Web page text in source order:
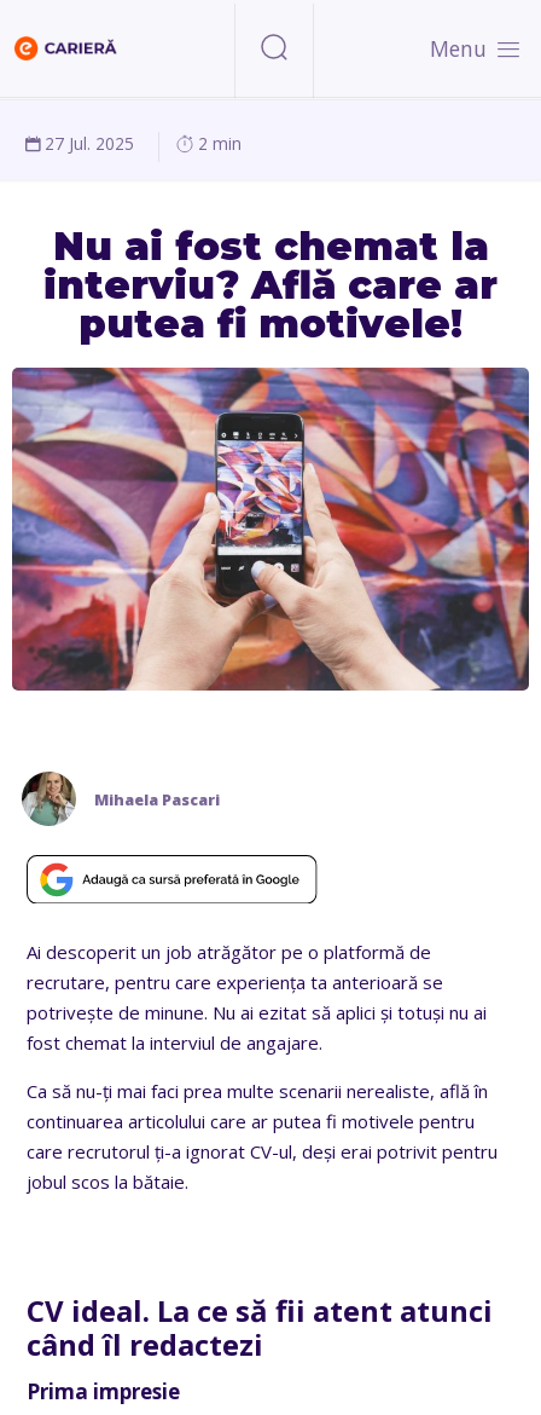
Menu
27 Jul. 2025 2 min
Nu ai fost chemat la
interviu? Află care ar
putea fi motivele!
Mihaela Pascari
Ai descoperit un job atrăgător pe o platformă de
recrutare, pentru care experiența ta anterioară se
potrivește de minune. Nu ai ezitat să aplici și totuși nu ai
fost chemat la interviul de angajare.
Ca să nu-ți mai faci prea multe scenarii nerealiste, află în
continuarea articolului care ar putea fi motivele pentru
care recrutorul ți-a ignorat CV-ul, deși erai potrivit pentru
jobul scos la bătaie.
CV ideal. La ce să fii atent atunci
când îl redactezi
Prima impresie